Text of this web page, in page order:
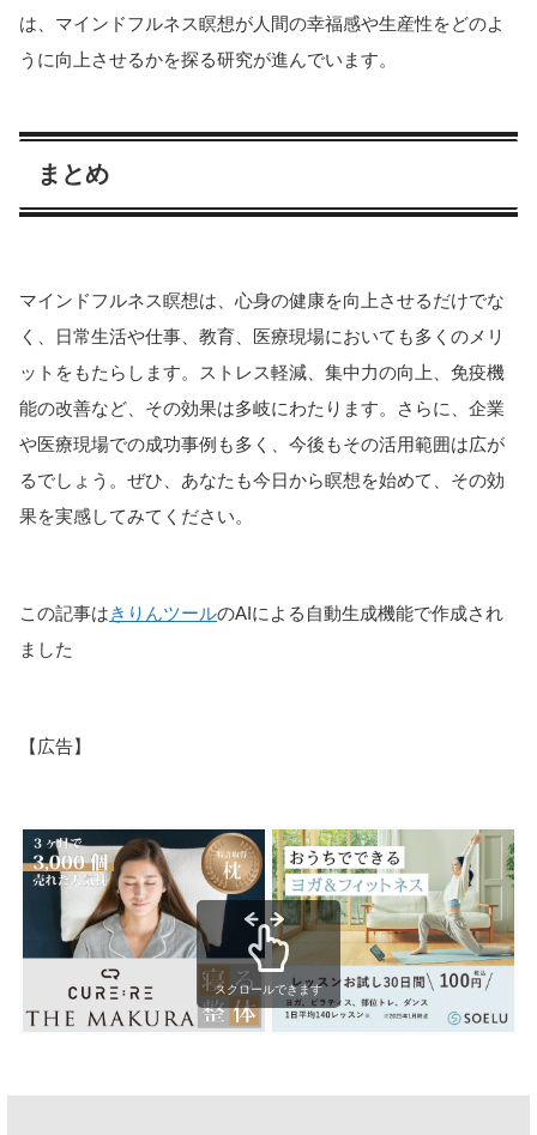
は、マインドフルネス瞑想が人間の幸福感や生産性をどのよ
うに向上させるかを探る研究が進んでいます。
まとめ
マインドフルネス瞑想は、心身の健康を向上させるだけでな
く、日常生活や仕事、教育、医療現場においても多くのメリ
ットをもたらします。ストレス軽減、集中力の向上、免疫機
能の改善など、その効果は多岐にわたります。さらに、企業
や医療現場での成功事例も多く、今後もその活用範囲は広が
るでしょう。ぜひ、あなたも今日から瞑想を始めて、その効
果を実感してみてください。
この記事はきりんツールのAIによる自動生成機能で作成され
ました
【広告】
スクロールできます